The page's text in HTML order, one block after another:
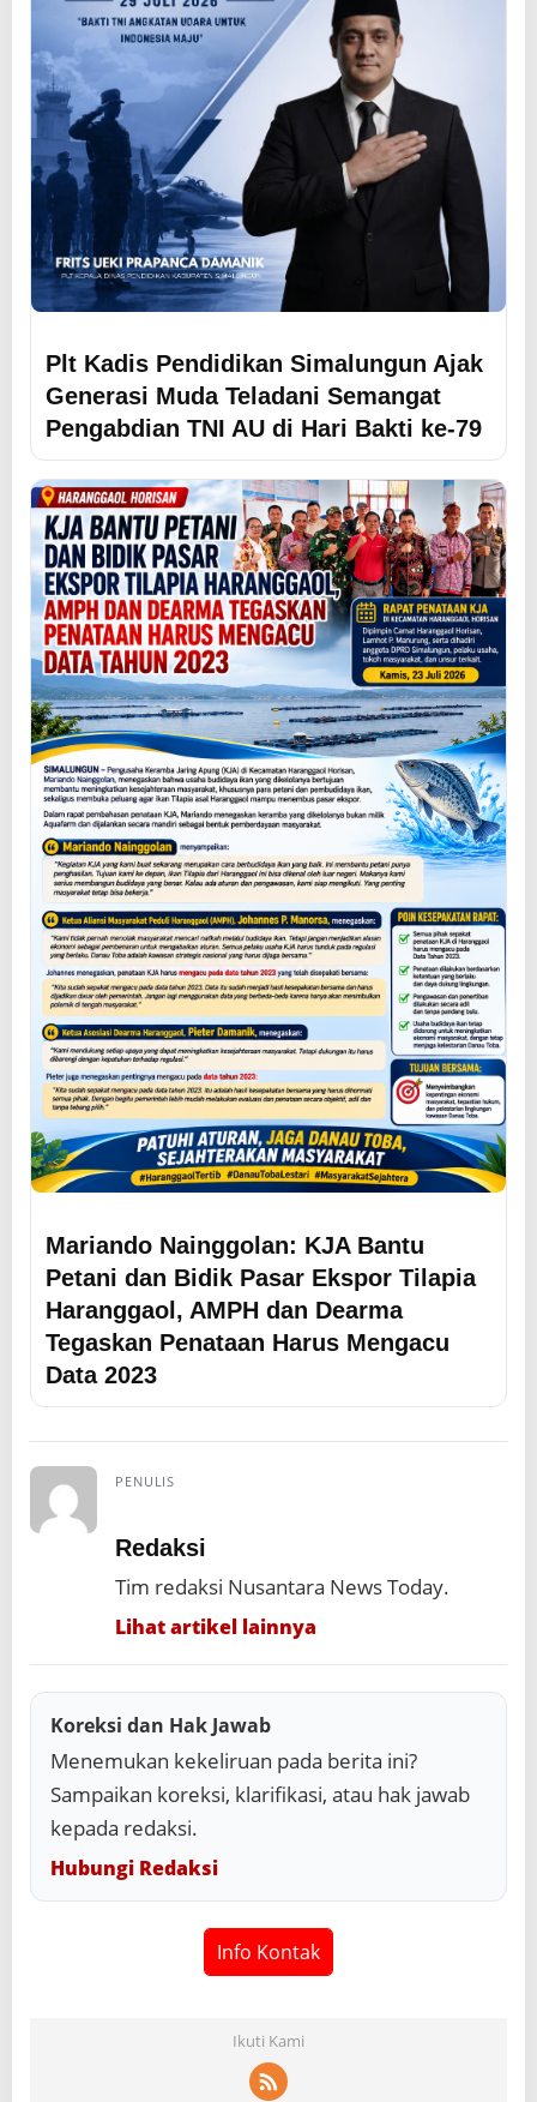
Plt Kadis Pendidikan Simalungun Ajak
Generasi Muda Teladani Semangat
Pengabdian TNI AU di Hari Bakti ke-79
Mariando Nainggolan: KJA Bantu
Petani dan Bidik Pasar Ekspor Tilapia
Haranggaol, AMPH dan Dearma
Tegaskan Penataan Harus Mengacu
Data 2023
PENULIS
Redaksi
Tim redaksi Nusantara News Today.
Lihat artikel lainnya
Koreksi dan Hak Jawab
Menemukan kekeliruan pada berita ini?
Sampaikan koreksi, klarifikasi, atau hak jawab
kepada redaksi.
Hubungi Redaksi
Info Kontak
Ikuti Kami